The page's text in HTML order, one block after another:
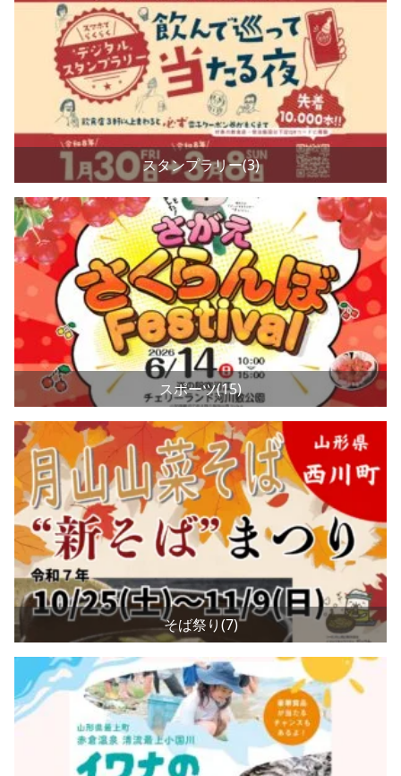
スタンプラリー(3)
スポーツ(15)
そば祭り(7)